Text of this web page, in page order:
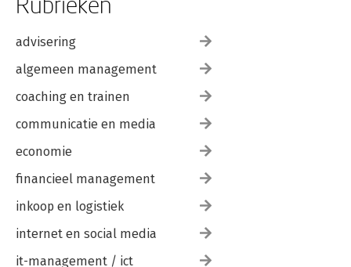
BRONNEN 237
advisering
algemeen management
coaching en trainen
communicatie en media
economie
financieel management
inkoop en logistiek
internet en social media
it-management / ict